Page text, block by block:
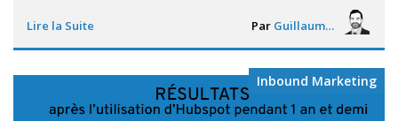
Lire la Suite Par Guillaume Vigneron
Inbound Marketing